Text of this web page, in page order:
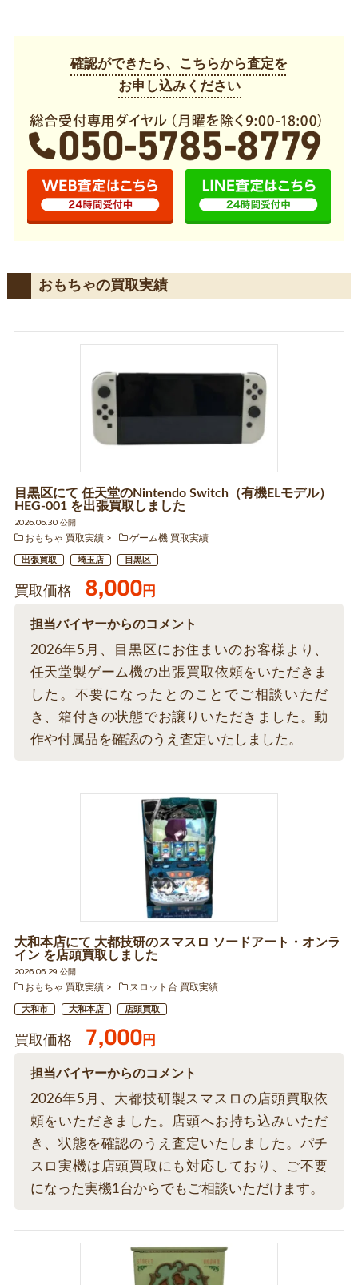
確認ができたら、こちらから査定を
お申し込みください
おもちゃの買取実績
目黒区にて 任天堂のNintendo Switch（有機ELモデル）
HEG-001 を出張買取しました
2026.06.30 公開
おもちゃ 買取実績
ゲーム機 買取実績
出張買取 埼玉店 目黒区
買取価格 8,000円
担当バイヤーからのコメント
2026年5月、目黒区にお住まいのお客様より、
任天堂製ゲーム機の出張買取依頼をいただきま
した。不要になったとのことでご相談いただ
き、箱付きの状態でお譲りいただきました。動
作や付属品を確認のうえ査定いたしました。
大和本店にて 大都技研のスマスロ ソードアート・オンラ
イン を店頭買取しました
2026.06.29 公開
おもちゃ 買取実績
スロット台 買取実績
大和市 大和本店 店頭買取
買取価格 7,000円
担当バイヤーからのコメント
2026年5月、大都技研製スマスロの店頭買取依
頼をいただきました。店頭へお持ち込みいただ
き、状態を確認のうえ査定いたしました。パチ
スロ実機は店頭買取にも対応しており、ご不要
になった実機1台からでもご相談いただけます。